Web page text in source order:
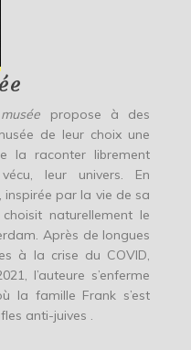
propose à des
de leur choix une
la raconter librement
leur univers. En
inspirée par la vie de sa
naturellement le
Après de longues
à la crise du COVID,
l’auteure s’enferme
la famille Frank s’est
anti-juives .